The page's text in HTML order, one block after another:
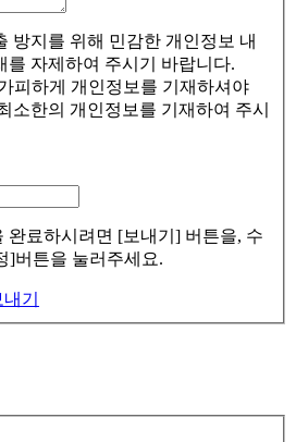
방지를 위해 민감한 개인정보 내
를 자제하여 주시기 바랍니다.
피하게 개인정보를 기재하셔야
소한의 개인정보를 기재하여 주시
완료하시려면 [보내기] 버튼을, 수
]버튼을 눌러주세요.
내기